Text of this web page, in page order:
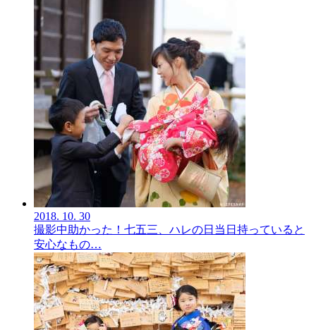
2018. 10. 30
撮影中助かった！七五三、ハレの日当日持っていると
安心なもの…